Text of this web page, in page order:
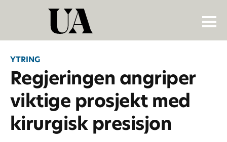
YTRING
Regjeringen angriper
viktige prosjekt med
kirurgisk presisjon